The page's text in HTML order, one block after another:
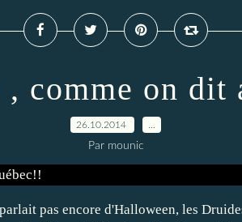
comme on dit
26.10.2014
Par mounic
pas encore d'Halloween, les